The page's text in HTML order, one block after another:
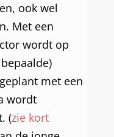
ook wel
Met een
wordt op
met een
wordt
(zie kort